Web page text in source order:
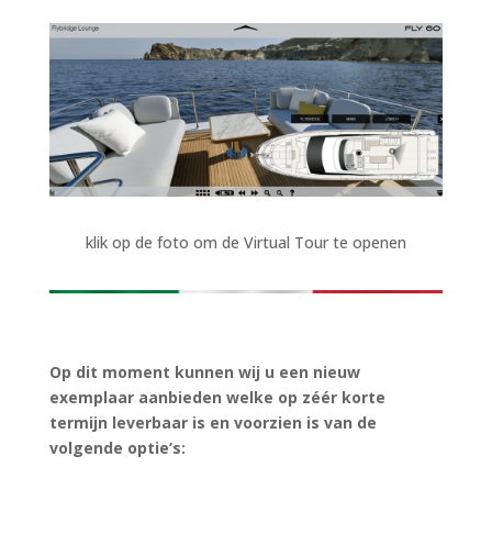
klik op de foto om de Virtual Tour te openen
Op dit moment kunnen wij u een nieuw
exemplaar aanbieden welke op zéér korte
termijn leverbaar is en voorzien is van de
volgende optie’s: